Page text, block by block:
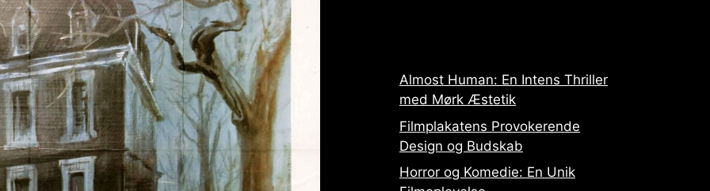
Almost Human: En Intens Thriller
med Mørk Æstetik
Filmplakatens Provokerende
Design og Budskab
Horror og Komedie: En Unik